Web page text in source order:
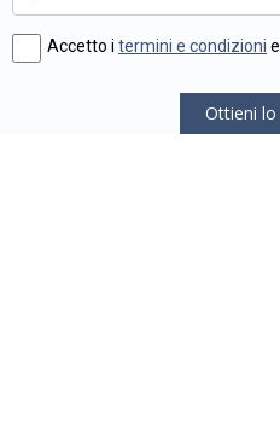
Accetto i termini e condizioni
Ottieni